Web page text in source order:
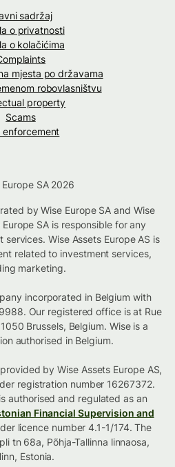
sadržaj
o privatnosti
o kolačićima
mjesta po državama
robovlasništvu
property
Scams
enforcement
SA 2026
by Wise Europe SA and Wise
SA is responsible for any
Wise Assets Europe AS is
related to investment services,
marketing.
incorporated in Belgium with
Our registered office is at Rue
Brussels, Belgium. Wise is a
authorised in Belgium.
by Wise Assets Europe AS,
registration number 16267372.
authorised and regulated as an
Financial Supervision and
licence number 4.1-1/174. The
tn 68a, Põhja-Tallinna linnaosa,
Estonia.